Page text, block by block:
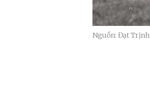
Nguồn: Đạt Trịnh